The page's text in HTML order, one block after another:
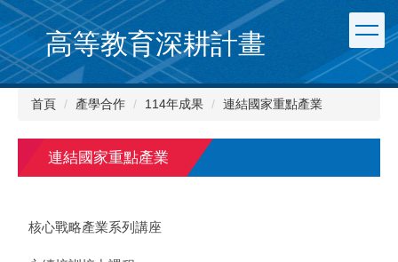
跳
到
主
要
內
高等教育深耕計畫
首頁 產學合作 114年成果 連結國家重點產業
連結國家重點產業
核心戰略產業系列講座